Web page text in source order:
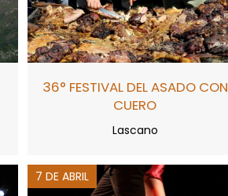
36° FESTIVAL DEL ASADO CON
CUERO
Lascano
7 DE ABRIL